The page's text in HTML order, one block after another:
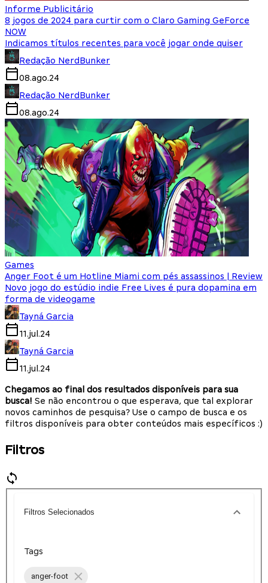
Informe Publicitário
8 jogos de 2024 para curtir com o Claro Gaming GeForce
NOW
Indicamos títulos recentes para você jogar onde quiser
Redação NerdBunker
08.ago.24
Redação NerdBunker
08.ago.24
Games
Anger Foot é um Hotline Miami com pés assassinos | Review
Novo jogo do estúdio indie Free Lives é pura dopamina em
forma de videogame
Tayná Garcia
11.jul.24
Tayná Garcia
11.jul.24
Chegamos ao final dos resultados disponíveis para sua
busca! Se não encontrou o que esperava, que tal explorar
novos caminhos de pesquisa? Use o campo de busca e os
filtros disponíveis para obter conteúdos mais específicos :)
Filtros
Filtros Selecionados
Tags
anger-foot